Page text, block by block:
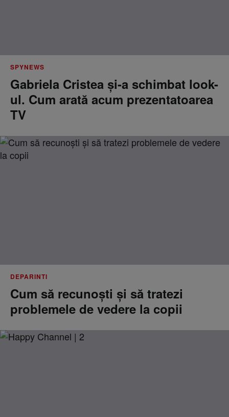
SPYNEWS
Gabriela Cristea și-a schimbat look-
ul. Cum arată acum prezentatoarea
TV
DEPARINTI
Cum să recunoști și să tratezi
problemele de vedere la copii